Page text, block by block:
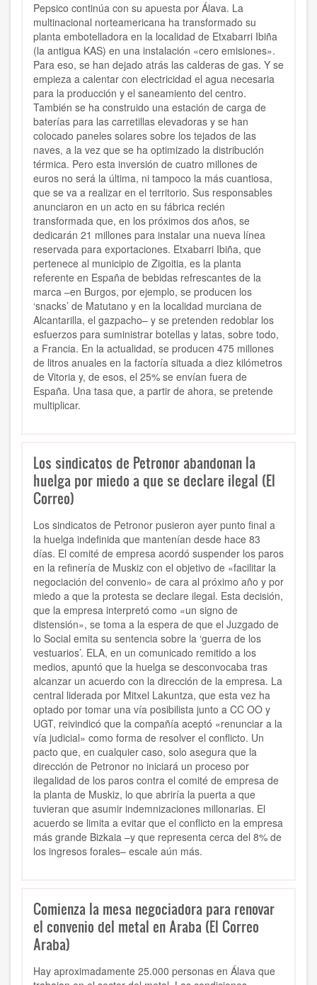
Pepsico continúa con su apuesta por Álava. La
multinacional norteamericana ha transformado su
planta embotelladora en la localidad de Etxabarri Ibiña
(la antigua KAS) en una instalación «cero emisiones».
Para eso, se han dejado atrás las calderas de gas. Y se
empieza a calentar con electricidad el agua necesaria
para la producción y el saneamiento del centro.
También se ha construido una estación de carga de
baterías para las carretillas elevadoras y se han
colocado paneles solares sobre los tejados de las
naves, a la vez que se ha optimizado la distribución
térmica. Pero esta inversión de cuatro millones de
euros no será la última, ni tampoco la más cuantiosa,
que se va a realizar en el territorio. Sus responsables
anunciaron en un acto en su fábrica recién
transformada que, en los próximos dos años, se
dedicarán 21 millones para instalar una nueva línea
reservada para exportaciones. Etxabarri Ibiña, que
pertenece al municipio de Zigoitia, es la planta
referente en España de bebidas refrescantes de la
marca –en Burgos, por ejemplo, se producen los
‘snacks’ de Matutano y en la localidad murciana de
Alcantarilla, el gazpacho– y se pretenden redoblar los
esfuerzos para suministrar botellas y latas, sobre todo,
a Francia. En la actualidad, se producen 475 millones
de litros anuales en la factoría situada a diez kilómetros
de Vitoria y, de esos, el 25% se envían fuera de
España. Una tasa que, a partir de ahora, se pretende
multiplicar.
Los sindicatos de Petronor abandonan la
huelga por miedo a que se declare ilegal (El
Correo)
Los sindicatos de Petronor pusieron ayer punto final a
la huelga indefinida que mantenían desde hace 83
días. El comité de empresa acordó suspender los paros
en la refinería de Muskiz con el objetivo de «facilitar la
negociación del convenio» de cara al próximo año y por
miedo a que la protesta se declare ilegal. Esta decisión,
que la empresa interpretó como «un signo de
distensión», se toma a la espera de que el Juzgado de
lo Social emita su sentencia sobre la ‘guerra de los
vestuarios’. ELA, en un comunicado remitido a los
medios, apuntó que la huelga se desconvocaba tras
alcanzar un acuerdo con la dirección de la empresa. La
central liderada por Mitxel Lakuntza, que esta vez ha
optado por tomar una vía posibilista junto a CC OO y
UGT, reivindicó que la compañía aceptó «renunciar a la
vía judicial» como forma de resolver el conflicto. Un
pacto que, en cualquier caso, solo asegura que la
dirección de Petronor no iniciará un proceso por
ilegalidad de los paros contra el comité de empresa de
la planta de Muskiz, lo que abriría la puerta a que
tuvieran que asumir indemnizaciones millonarias. El
acuerdo se limita a evitar que el conflicto en la empresa
más grande Bizkaia –y que representa cerca del 8% de
los ingresos forales– escale aún más.
Comienza la mesa negociadora para renovar
el convenio del metal en Araba (El Correo
Araba)
Hay aproximadamente 25.000 personas en Álava que